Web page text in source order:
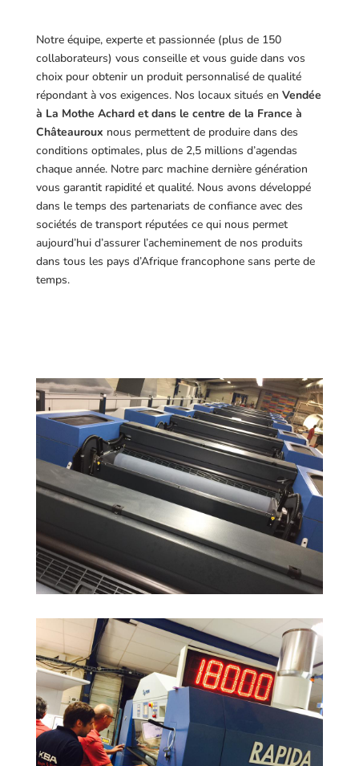
Notre équipe, experte et passionnée (plus de 150
collaborateurs) vous conseille et vous guide dans vos
choix pour obtenir un produit personnalisé de qualité
répondant à vos exigences. Nos locaux situés en Vendée
à La Mothe Achard et dans le centre de la France à
Châteauroux nous permettent de produire dans des
conditions optimales, plus de 2,5 millions d’agendas
chaque année. Notre parc machine dernière génération
vous garantit rapidité et qualité. Nous avons développé
dans le temps des partenariats de confiance avec des
sociétés de transport réputées ce qui nous permet
aujourd’hui d’assurer l’acheminement de nos produits
dans tous les pays d’Afrique francophone sans perte de
temps.